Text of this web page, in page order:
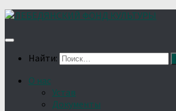
Найти:
О нас
Устав
Документы